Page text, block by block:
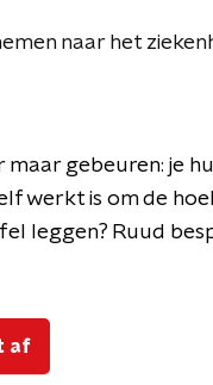
naar het
maar gebeuren: je
werkt is om de
leggen? Ruud
af